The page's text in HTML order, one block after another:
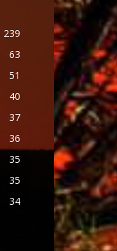
239
63
51
40
37
36
35
35
34